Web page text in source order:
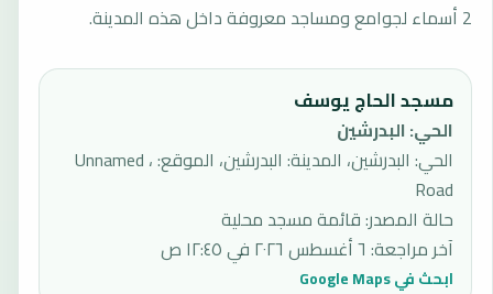
2 أسماء لجوامع ومساجد معروفة داخل هذه المدينة.
مسجد الحاج يوسف
الحي:البدرشين
الحي: البدرشين، المدينة: البدرشين، الموقع: ، Unnamed
Road
حالة المصدر:قائمة مسجد محلية
آخر مراجعة: ٦ أغسطس ٢٠٢٦ في ١٢:٤٥ ص
ابحث في Google Maps